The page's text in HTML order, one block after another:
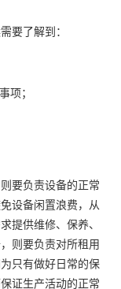
了解到：
；
要负责设备的正常
设备闲置浪费，从
提供维修、保养、
则要负责对所租用
只有做好日常的保
证生产活动的正常